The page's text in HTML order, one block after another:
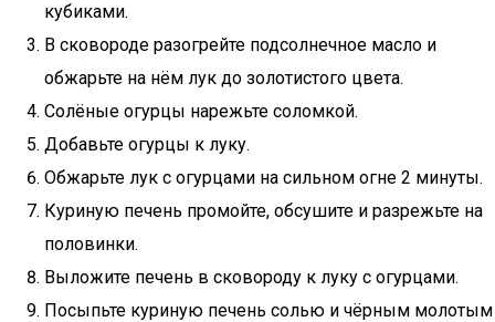
кубиками.
В сковороде разогрейте подсолнечное масло и
обжарьте на нём лук до золотистого цвета.
Солёные огурцы нарежьте соломкой.
Добавьте огурцы к луку.
Обжарьте лук с огурцами на сильном огне 2 минуты.
Куриную печень промойте, обсушите и разрежьте на
половинки.
Выложите печень в сковороду к луку с огурцами.
Посыпьте куриную печень солью и чёрным молотым